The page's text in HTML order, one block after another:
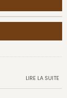
LIRE LA SUITE